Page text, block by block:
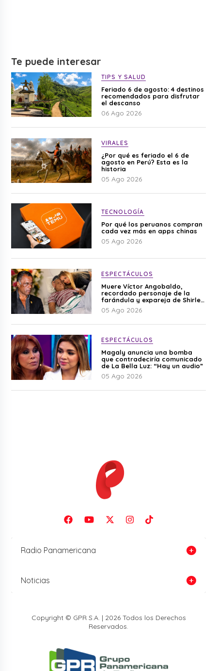
Te puede interesar
TIPS Y SALUD
Feriado 6 de agosto: 4 destinos
recomendados para disfrutar
el descanso
06 Ago 2026
VIRALES
¿Por qué es feriado el 6 de
agosto en Perú? Esta es la
historia
05 Ago 2026
TECNOLOGÍA
Por qué los peruanos compran
cada vez más en apps chinas
05 Ago 2026
ESPECTÁCULOS
Muere Víctor Angobaldo,
recordado personaje de la
farándula y expareja de Shirley
Cherres
05 Ago 2026
ESPECTÁCULOS
Magaly anuncia una bomba
que contradeciría comunicado
de La Bella Luz: “Hay un audio”
05 Ago 2026
Radio Panamericana
Noticias
Copyright © GPR S.A. | 2026 Todos los Derechos
Reservados.